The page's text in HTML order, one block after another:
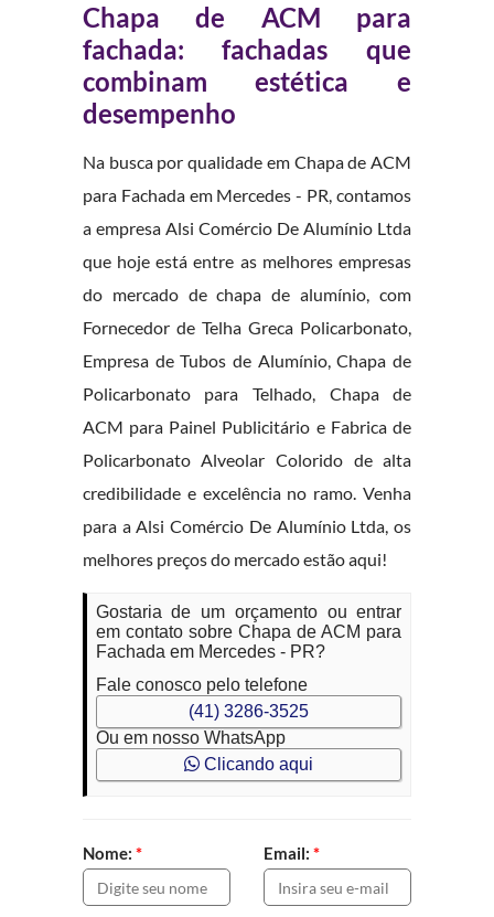
Chapa de ACM para
fachada: fachadas que
combinam estética e
desempenho
Na busca por qualidade em Chapa de ACM
para Fachada em Mercedes - PR, contamos
a empresa Alsi Comércio De Alumínio Ltda
que hoje está entre as melhores empresas
do mercado de chapa de alumínio, com
Fornecedor de Telha Greca Policarbonato,
Empresa de Tubos de Alumínio, Chapa de
Policarbonato para Telhado, Chapa de
ACM para Painel Publicitário e Fabrica de
Policarbonato Alveolar Colorido de alta
credibilidade e excelência no ramo. Venha
para a Alsi Comércio De Alumínio Ltda, os
melhores preços do mercado estão aqui!
Gostaria de um orçamento ou entrar
em contato sobre Chapa de ACM para
Fachada em Mercedes - PR?
Fale conosco pelo telefone
(41) 3286-3525
Ou em nosso WhatsApp
Clicando aqui
Nome: * Email: *